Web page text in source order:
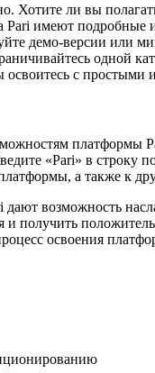
Хотите ли вы
имеют подробные
демо-версии или
одной
с простыми
платформы
«Pari» в строку
а также к
возможность
и получить
освоения